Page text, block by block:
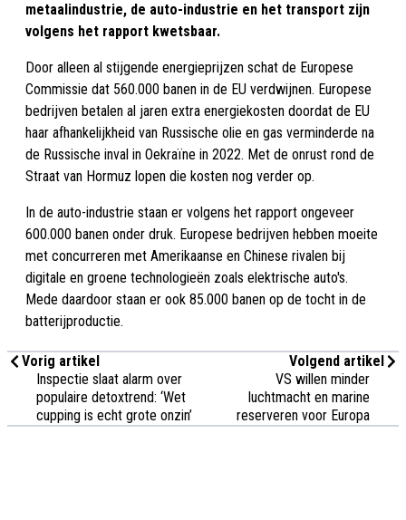
metaalindustrie, de auto-industrie en het transport zijn
volgens het rapport kwetsbaar.
Door alleen al stijgende energieprijzen schat de Europese
Commissie dat 560.000 banen in de EU verdwijnen. Europese
bedrijven betalen al jaren extra energiekosten doordat de EU
haar afhankelijkheid van Russische olie en gas verminderde na
de Russische inval in Oekraïne in 2022. Met de onrust rond de
Straat van Hormuz lopen die kosten nog verder op.
In de auto-industrie staan er volgens het rapport ongeveer
600.000 banen onder druk. Europese bedrijven hebben moeite
met concurreren met Amerikaanse en Chinese rivalen bij
digitale en groene technologieën zoals elektrische auto's.
Mede daardoor staan er ook 85.000 banen op de tocht in de
batterijproductie.
Vorig artikel
Inspectie slaat alarm over
populaire detoxtrend: ‘Wet
cupping is echt grote onzin’
Volgend artikel
VS willen minder
luchtmacht en marine
reserveren voor Europa